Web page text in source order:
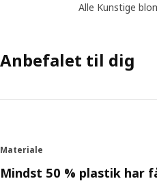
Alle Kunstige
Anbefalet til dig
Materiale
Mindst 50 % plastik har